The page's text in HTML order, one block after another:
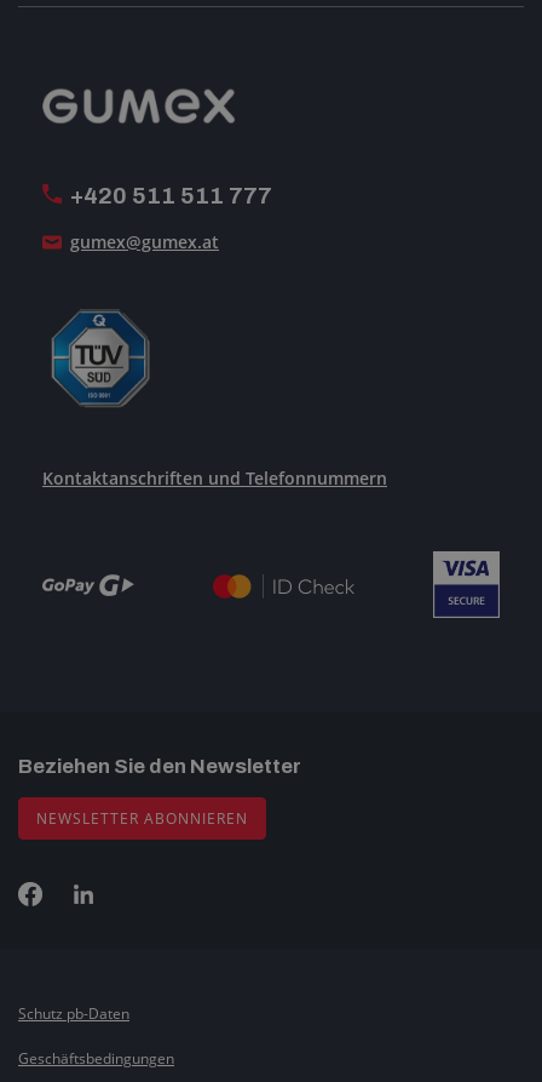
+420 511 511 777
gumex@gumex.at
Kontaktanschriften und Telefonnummern
Reklamation
GUMEX stellt sich vor
Beziehen Sie den Newsletter
NEWSLETTER ABONNIEREN
Schutz pb-Daten
Geschäftsbedingungen